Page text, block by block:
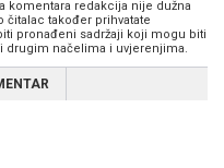
komentara redakcija nije dužna
čitalac također prihvatate
pronađeni sadržaji koji mogu biti
drugim načelima i uvjerenjima.